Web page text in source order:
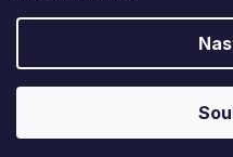
Blog STEPA
Copyright 2026Stepa.